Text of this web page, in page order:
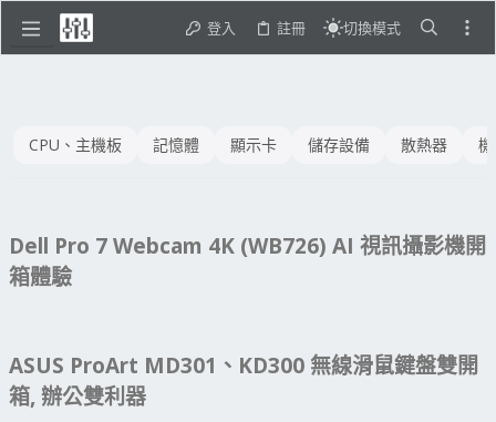
登入 註冊 切換模式
CPU、主機板 記憶體 顯示卡 儲存設備 散熱器
Dell Pro 7 Webcam 4K (WB726) AI 視訊攝影機開
箱體驗
ASUS ProArt MD301、KD300 無線滑鼠鍵盤雙開
箱, 辦公雙利器